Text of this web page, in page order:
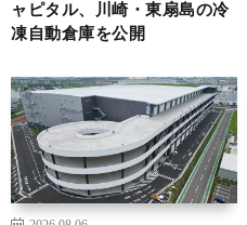
ャピタル、川崎・東扇島の冷
凍自動倉庫を公開